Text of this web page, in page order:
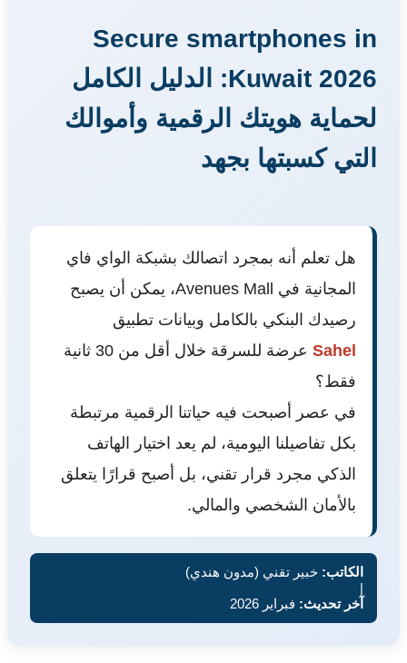
Secure smartphones in
Kuwait 2026: الدليل الكامل
لحماية هويتك الرقمية وأموالك
التي كسبتها بجهد
هل تعلم أنه بمجرد اتصالك بشبكة الواي فاي
المجانية في Avenues Mall، يمكن أن يصبح
رصيدك البنكي بالكامل وبيانات تطبيق
Sahel
عرضة للسرقة خلال أقل من 30 ثانية
فقط؟
في عصر أصبحت فيه حياتنا الرقمية مرتبطة
بكل تفاصيلنا اليومية، لم يعد اختيار الهاتف
الذكي مجرد قرار تقني، بل أصبح قرارًا يتعلق
بالأمان الشخصي والمالي.
الكاتب: خبير تقني (مدون هندي)
|
آخر تحديث: فبراير 2026